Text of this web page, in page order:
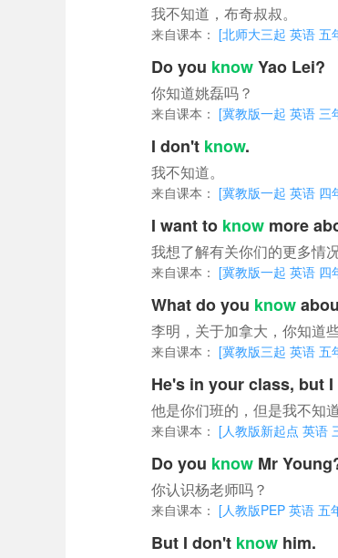
我不知道，布奇叔叔。
来自课本： [北师大三起 英语 五
Do you knowYao Lei?
你知道姚磊吗？
来自课本： [冀教版一起 英语
I don't know.
我不知道。
来自课本： [冀教版一起 英语 四
I want to know more
我想了解有关你们的更多情况
来自课本： [冀教版一起 英语
What do you know
李明，关于加拿大，你知道
来自课本： [冀教版三起 英语
He's in your class, but
他是你们班的，但是我不知
来自课本： [人教版新起点 英语
Do you know Mr
你认识杨老师吗？
来自课本： [人教版PEP 英语 五
But I don't know him.